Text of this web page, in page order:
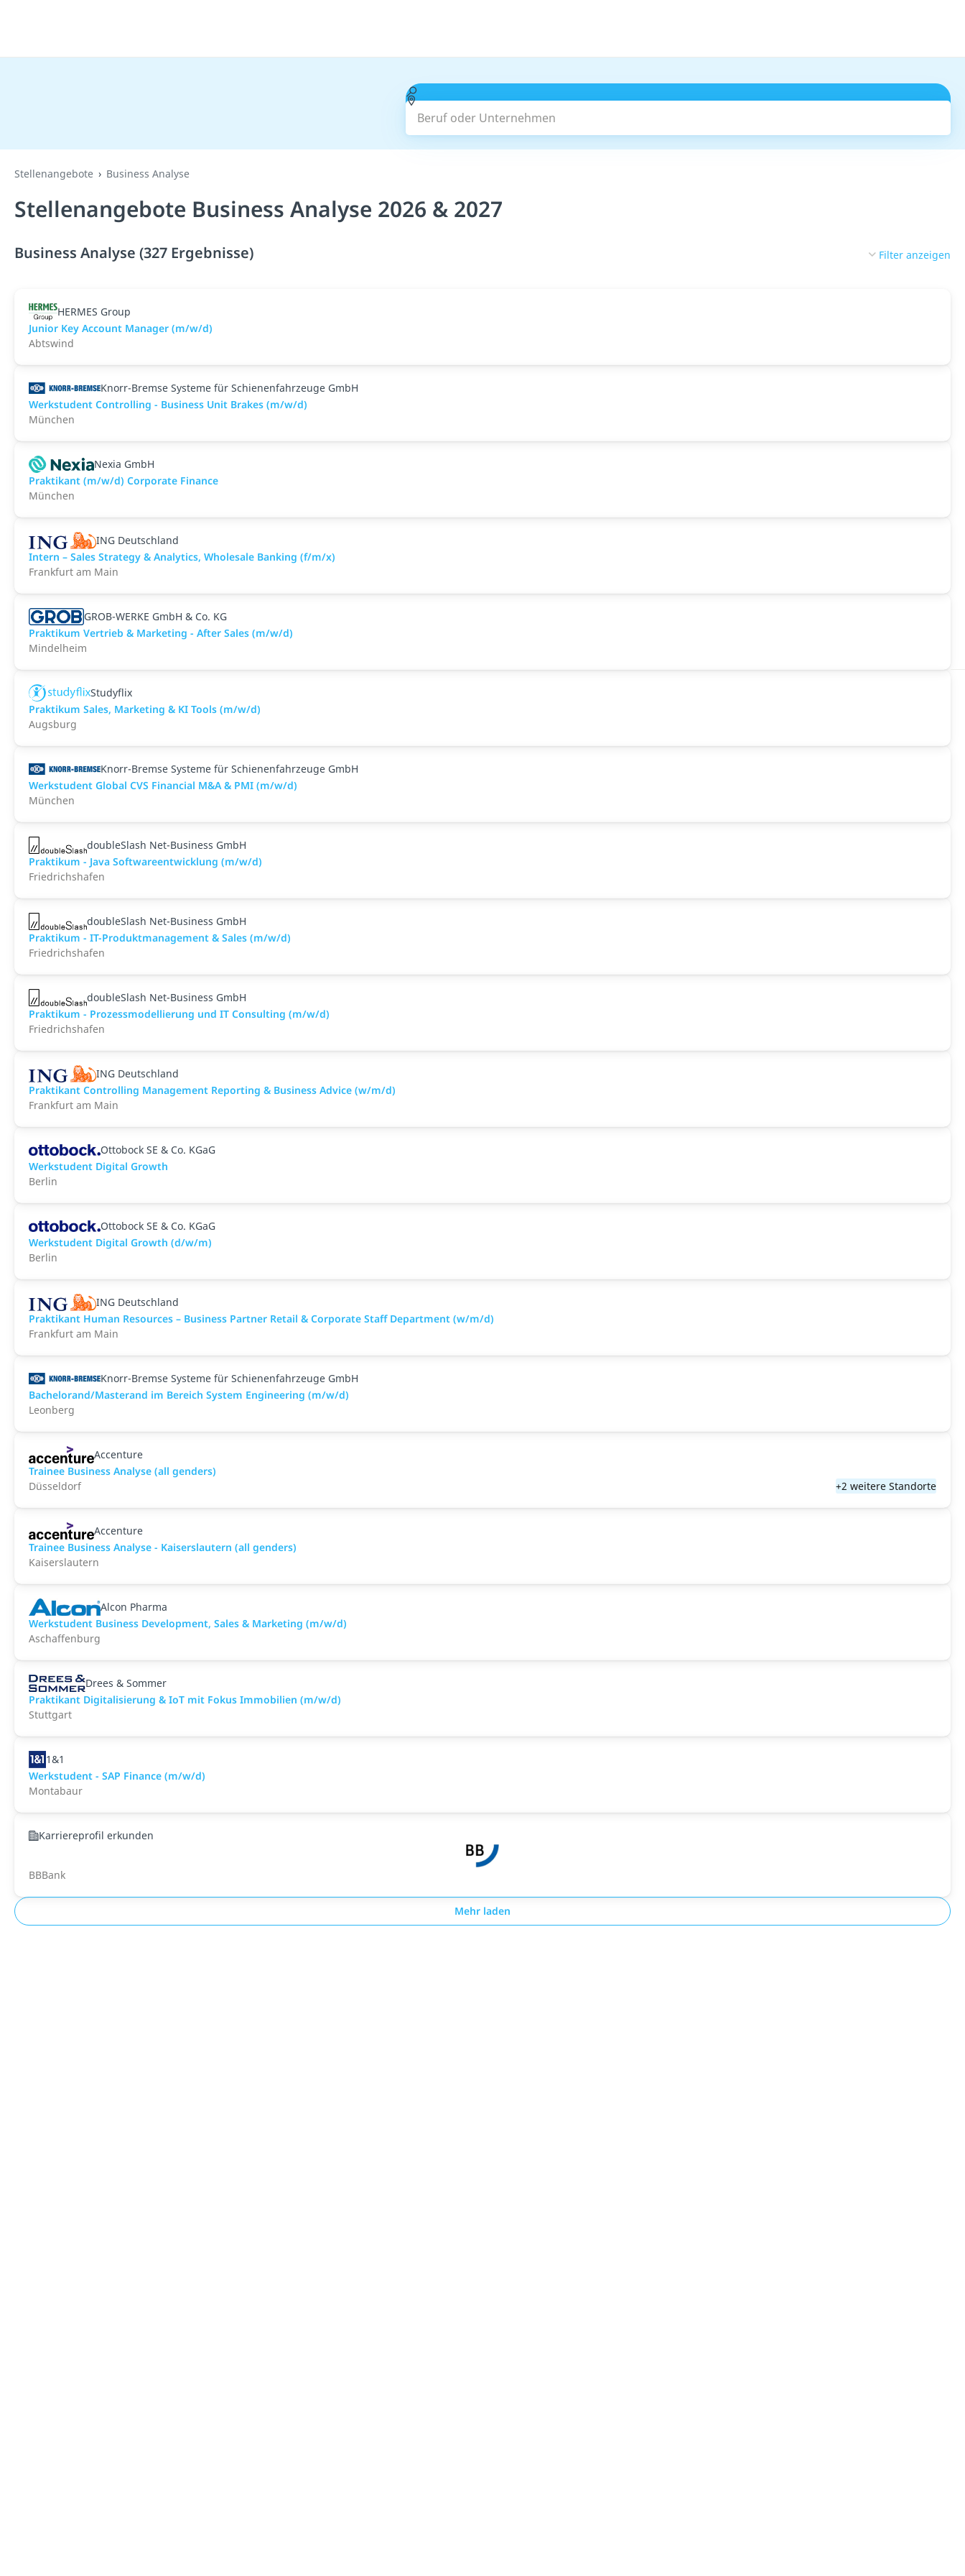
Beruf oder Unternehmen
Stellenangebote Business Analyse
Stellenangebote Business Analyse 2026 & 2027
Business Analyse (327 Ergebnisse) Filter anzeigen
HERMES Group
Junior Key Account Manager (m/w/d)
Abtswind
Knorr-Bremse Systeme für Schienenfahrzeuge GmbH
Werkstudent Controlling - Business Unit Brakes (m/w/d)
München
Nexia GmbH
Praktikant (m/w/d) Corporate Finance
München
ING Deutschland
Intern – Sales Strategy & Analytics, Wholesale Banking (f/m/x)
Frankfurt am Main
GROB-WERKE GmbH & Co. KG
Praktikum Vertrieb & Marketing - After Sales (m/w/d)
Mindelheim
Studyflix
Praktikum Sales, Marketing & KI Tools (m/w/d)
Augsburg
Knorr-Bremse Systeme für Schienenfahrzeuge GmbH
Werkstudent Global CVS Financial M&A & PMI (m/w/d)
München
doubleSlash Net-Business GmbH
Praktikum - Java Softwareentwicklung (m/w/d)
Friedrichshafen
doubleSlash Net-Business GmbH
Praktikum - IT-Produktmanagement & Sales (m/w/d)
Friedrichshafen
doubleSlash Net-Business GmbH
Praktikum - Prozessmodellierung und IT Consulting (m/w/d)
Friedrichshafen
ING Deutschland
Praktikant Controlling Management Reporting & Business Advice (w/m/d)
Frankfurt am Main
Ottobock SE & Co. KGaG
Werkstudent Digital Growth
Berlin
Ottobock SE & Co. KGaG
Werkstudent Digital Growth (d/w/m)
Berlin
ING Deutschland
Praktikant Human Resources – Business Partner Retail & Corporate Staff Department (w/m/d)
Frankfurt am Main
Knorr-Bremse Systeme für Schienenfahrzeuge GmbH
Bachelorand/Masterand im Bereich System Engineering (m/w/d)
Leonberg
Accenture
Trainee Business Analyse (all genders)
Düsseldorf
+2 weitere Standorte
Accenture
Trainee Business Analyse - Kaiserslautern (all genders)
Kaiserslautern
Alcon Pharma
Werkstudent Business Development, Sales & Marketing (m/w/d)
Aschaffenburg
Drees & Sommer
Praktikant Digitalisierung & IoT mit Fokus Immobilien (m/w/d)
Stuttgart
1&1
Werkstudent - SAP Finance (m/w/d)
Montabaur
Karriereprofil erkunden
BBBank
Mehr laden